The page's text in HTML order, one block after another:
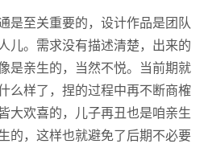
是至关重要的，设计作品是团队
儿。需求没有描述清楚，出来的
是亲生的，当然不悦。当前期就
么样了，捏的过程中再不断商榷
大欢喜的，儿子再丑也是咱亲生
的，这样也就避免了后期不必要